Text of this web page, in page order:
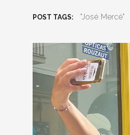
POST TAGS: "José Mercé"